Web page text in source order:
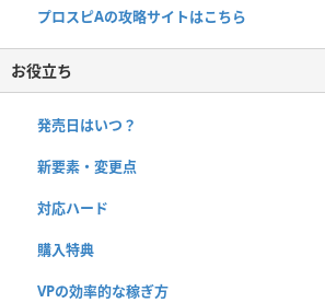
プロスピAの攻略サイトはこちら
お役立ち
発売日はいつ？
新要素・変更点
対応ハード
購入特典
VPの効率的な稼ぎ方